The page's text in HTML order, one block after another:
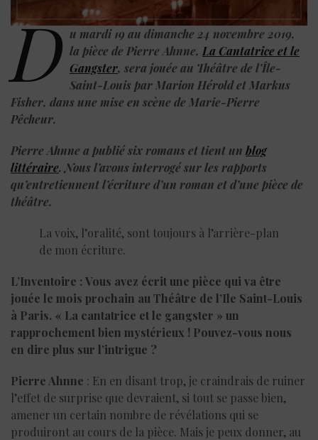
D u mardi 19 au dimanche 24 novembre 2019,
la pièce de Pierre Ahnne, La Cantatrice et le
Gangster, sera jouée au Théâtre de l’Île-
Saint-Louis par Marion Hérold et Markus
Fisher, dans une mise en scène de Marie-Pierre
Pêcheur.
Pierre Ahnne a publié six romans et tient un blog
littéraire. Nous l’avons interrogé sur les rapports
qu’entretiennent l’écriture d’un roman et d’une pièce de
théâtre.
La voix, l’oralité, sont toujours à l’arrière-plan
de mon écriture.
L’Inventoire : Vous avez écrit une pièce qui va être
jouée le mois prochain au Théâtre de l’Ile Saint-Louis
à Paris. « La cantatrice et le gangster » un
rapprochement bien mystérieux ! Pouvez-vous nous
en dire plus sur l’intrigue ?
Pierre Ahnne : En en disant trop, je craindrais de ruiner
l’effet de surprise que devraient, si tout se passe bien,
amener un certain nombre de révélations qui se
produiront au cours de la pièce. Mais je peux donner, au